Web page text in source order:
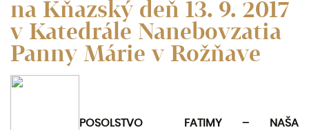
na Kňazský deň 13. 9. 2017
v Katedrále Nanebovzatia
Panny Márie v Rožňave
POSOLSTVO FATIMY – NAŠA